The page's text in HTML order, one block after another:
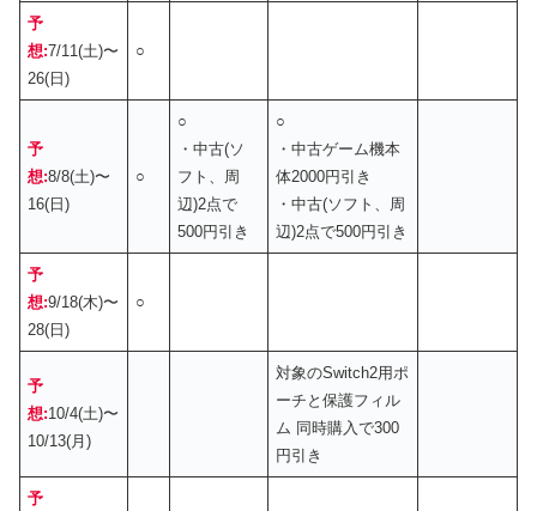
予
想:7/11(土)〜
26(日)
○
予
想:8/8(土)〜
16(日)
○
○
・中古(ソ
フト、周
辺)2点で
500円引き
○
・中古ゲーム機本
体2000円引き
・中古(ソフト、周
辺)2点で500円引き
予
想:9/18(木)〜
28(日)
○
予
想:10/4(土)〜
10/13(月)
対象のSwitch2用ポ
ーチと保護フィル
ム 同時購入で300
円引き
予